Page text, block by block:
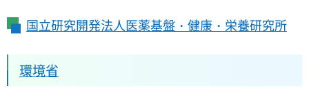
国立研究開発法人医薬基盤・健康・栄養研究所
環境省